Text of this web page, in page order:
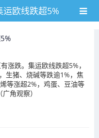
欧线跌超5%
涨跌。集运欧线跌超5%，
生猪、烧碱等跌逾1%，焦
等涨超2%，鸡蛋、豆油等
角观察）